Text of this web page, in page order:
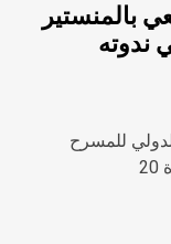
بالمنستير
الدورة 20 في ندوته
للمسرح